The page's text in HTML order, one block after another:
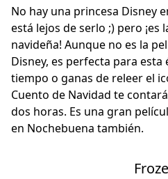
No hay una princesa Disney
está lejos de serlo ;) pero ¡es
navideña! Aunque no es la
Disney, es perfecta para esta
tiempo o ganas de releer el
Cuento de Navidad te
dos horas. Es una gran
en Nochebuena también.